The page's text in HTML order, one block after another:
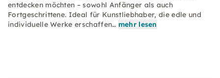
entdecken möchten – sowohl Anfänger als auch
Fortgeschrittene. Ideal für Kunstliebhaber, die edle und
individuelle Werke erschaffen… mehr lesen